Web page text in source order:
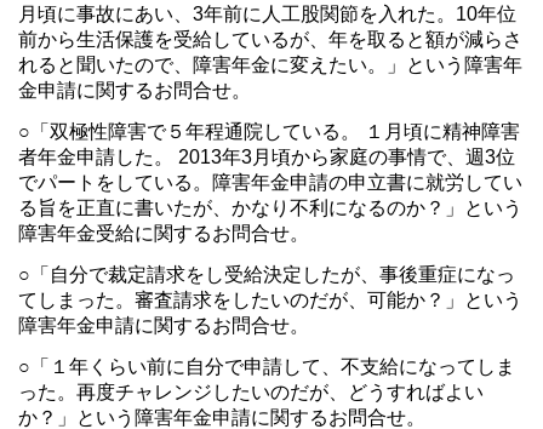
月頃に事故にあい、3年前に人工股関節を入れた。10年位
前から生活保護を受給しているが、年を取ると額が減らさ
れると聞いたので、障害年金に変えたい。」という障害年
金申請に関するお問合せ。
○「双極性障害で５年程通院している。 １月頃に精神障害
者年金申請した。 2013年3月頃から家庭の事情で、週3位
でパートをしている。障害年金申請の申立書に就労してい
る旨を正直に書いたが、かなり不利になるのか？」という
障害年金受給に関するお問合せ。
○「自分で裁定請求をし受給決定したが、事後重症になっ
てしまった。審査請求をしたいのだが、可能か？」という
障害年金申請に関するお問合せ。
○「１年くらい前に自分で申請して、不支給になってしま
った。再度チャレンジしたいのだが、どうすればよい
か？」という障害年金申請に関するお問合せ。